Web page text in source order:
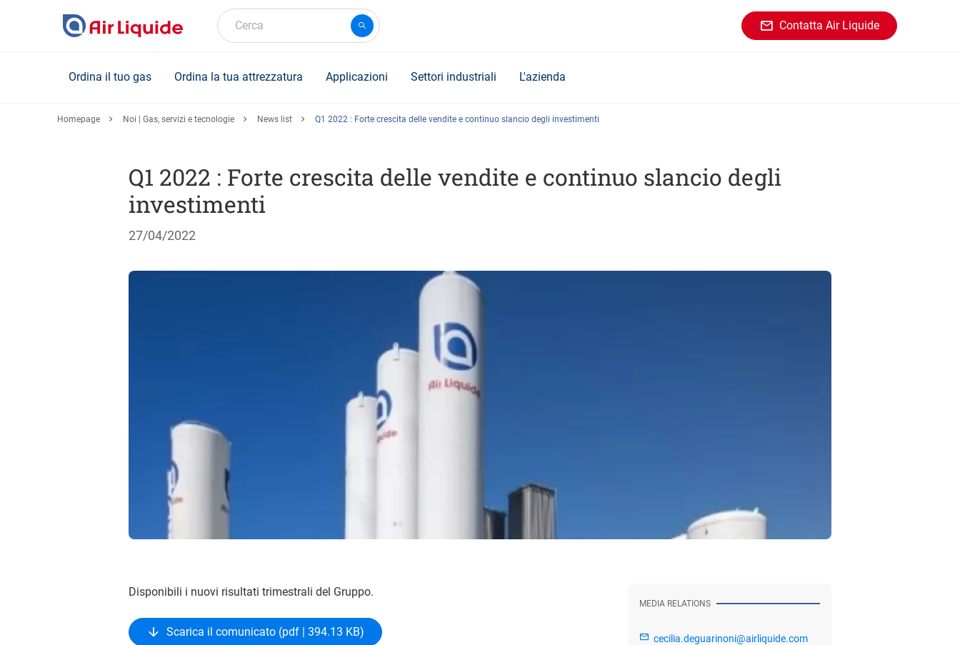
Cerca Contatta Air Liquide
Ordina il tuo gas Ordina la tua attrezzatura Applicazioni Settori industriali L'azienda
Homepage Noi | Gas, servizi e tecnologie News list Q1 2022 : Forte crescita delle vendite e continuo slancio degli investimenti
Q1 2022 : Forte crescita delle vendite e continuo slancio degli
investimenti
27/04/2022
Disponibili i nuovi risultati trimestrali del Gruppo.
Scarica il comunicato (pdf | 394.13 KB)
MEDIA RELATIONS
cecilia.deguarinoni@airliquide.com